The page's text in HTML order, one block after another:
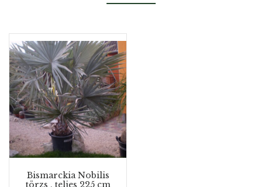
Bismarckia Nobilis
törzs , teljes 225 cm